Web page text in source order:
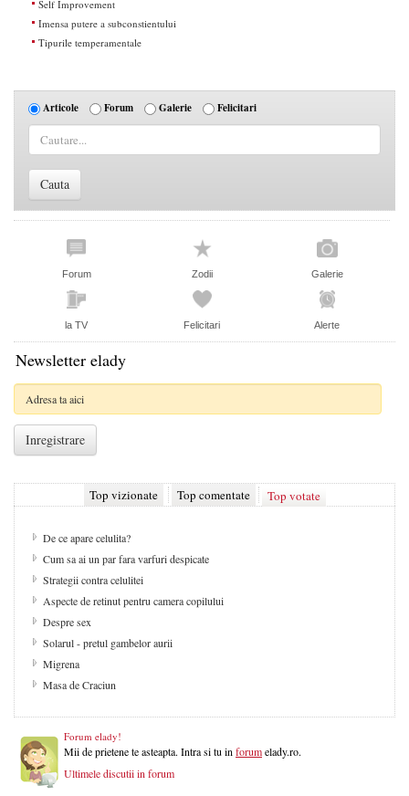
Self Improvement
Imensa putere a subconstientului
Tipurile temperamentale
Articole Forum Galerie Felicitari
Forum Zodii Galerie
la TV Felicitari Alerte
Newsletter elady
Top vizionate Top comentate Top votate
De ce apare celulita?
Cum sa ai un par fara varfuri despicate
Strategii contra celulitei
Aspecte de retinut pentru camera copilului
Despre sex
Solarul - pretul gambelor aurii
Migrena
Masa de Craciun
Forum elady!
Mii de prietene te asteapta. Intra si tu inforumelady.ro.
Ultimele discutii in forum